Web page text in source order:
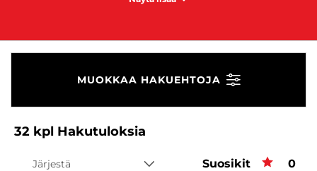
MUOKKAA HAKUEHTOJA
32 kpl Hakutuloksia
Järjestä Suosikit 0